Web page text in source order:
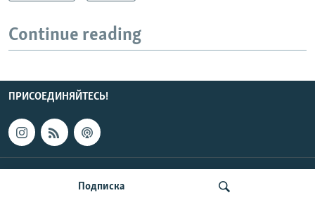
Подписка
Continue reading
ПРИСОЕДИНЯЙТЕСЬ!